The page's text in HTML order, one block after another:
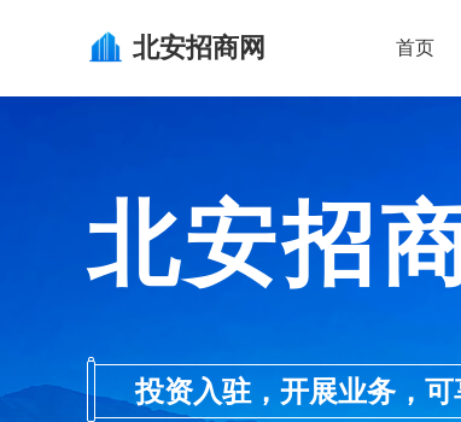
北安招商网 首页
北安招
投资入驻，开展业务，